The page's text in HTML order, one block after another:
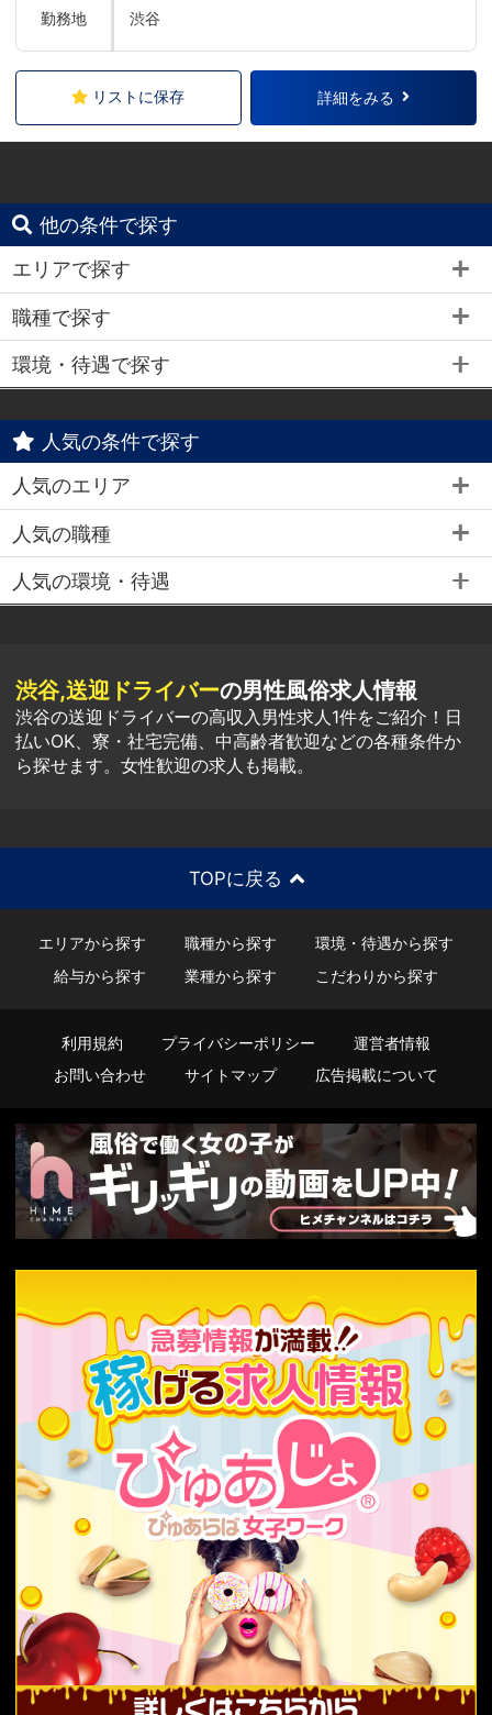
勤務地 渋谷
リストに保存 詳細をみる
他の条件で探す
エリアで探す
職種で探す
環境・待遇で探す
人気の条件で探す
人気のエリア
人気の職種
人気の環境・待遇
渋谷,送迎ドライバーの男性風俗求人情報
渋谷の送迎ドライバーの高収入男性求人1件をご紹介！日
払いOK、寮・社宅完備、中高齢者歓迎などの各種条件か
ら探せます。女性歓迎の求人も掲載。
TOPに戻る
エリアから探す 職種から探す
環境・待遇から探す
給与から探す
業種から探す こだわりから探す
利用規約 プライバシーポリシー
運営者情報
お問い合わせ
サイトマップ 広告掲載について